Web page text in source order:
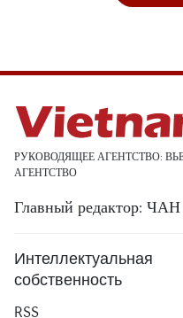
РУКОВОДЯЩЕЕ АГЕНТСТВО:
АГЕНТСТВО
Главный редактор:
Интеллектуальная
собственность
RSS